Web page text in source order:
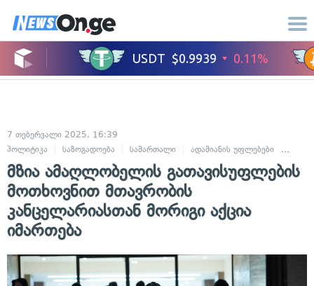
7 თებერვალი 2025, 16:39
პოლიტიკა
საზოგადოება სამართალი ადამიანის უფლებები
მზია ამაღლობელის გათავისუფლების
მოთხოვნით მთავრობის
კანცელარიასთან მორიგი აქცია
იმართება